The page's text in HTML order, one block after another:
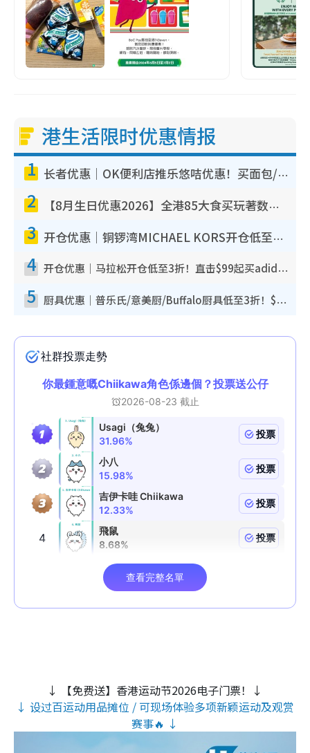
港生活限时优惠情报
1 长者优惠｜OK便利店推乐悠咭优惠！买面包/牛奶/保健品拍卡即减
2 【8月生日优惠2026】全港85大食买玩著数攻略 自助餐/火锅放题同行免费＋诚品/DONKI送现金券
3 开仓优惠｜铜锣湾MICHAEL KORS开仓低至17折！直击$500起买手袋/钱包/鞋款 必买经典Jet Set系列
4 开仓优惠｜马拉松开仓低至3折！直击$99起买adidas／New Balance／Puma鞋款 STANLEY保温杯劈价至$119起
5 厨具优惠｜普乐氏/意美厨/Buffalo厨具低至3折！$89起买煎锅/炒锅/个人锅 同场小家电激减至$99起
↓ 【免费送】香港运动节2026电子门票！↓
↓ 设过百运动用品摊位 / 可现场体验多项新颖运动及观赏
赛事🔥 ↓